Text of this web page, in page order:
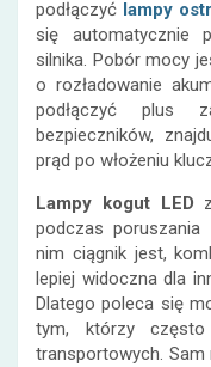
podłączyć lampy
się automatycznie
silnika. Pobór mocy
o rozładowanie
podłączyć plus
bezpieczników,
prąd po włożeniu
Lampy kogut LED
podczas poruszania
nim ciągnik jest,
lepiej widoczna dla
Dlatego poleca się
tym, którzy
transportowych.